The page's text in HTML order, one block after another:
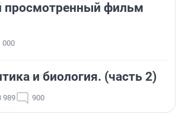
просмотренный фильм
000
и биология. (часть 2)
989 900